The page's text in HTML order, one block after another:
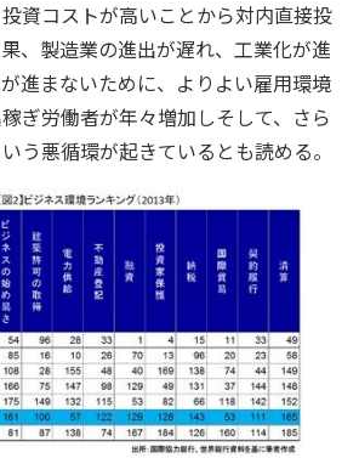
資コストが高いことから対内直接投
、製造業の進出が遅れ、工業化が進
進まないために、よりよい雇用環境
ぎ労働者が年々増加しそして、さら
う悪循環が起きているとも読める。